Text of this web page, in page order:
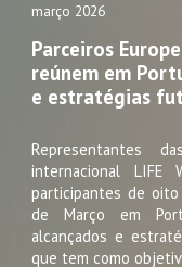
março 2026
Parceiros
reúnem em
e estratégias
Representantes
internacional LIFE
participantes de
de Março em
alcançados e
que tem como